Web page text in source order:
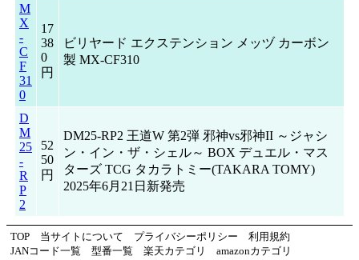
M
X
-
C
F
31
0
17
38
0
円
ビリヤード エクステンション メッヅ カーボン
製 MX-CF310
D
M
25
-
R
P
2
52
50
円
DM25-RP2 王道W 第2弾 邪神vs邪神II ～ジャシ
ン・イン・ザ・シェル～ BOX デュエル・マス
ターズ TCG タカラトミー(TAKARA TOMY)
2025年6月21日新発売
TOP 当サイトについて プライバシーポリシー
利用規約
JANコード一覧
型番一覧 楽天カテゴリ
amazonカテゴリ